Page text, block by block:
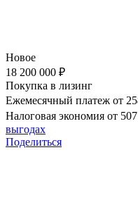
Новое
18 200 000 ₽
Покупка в лизинг
Ежемесячный платеж от
Налоговая экономия от
выгодах
Поделиться